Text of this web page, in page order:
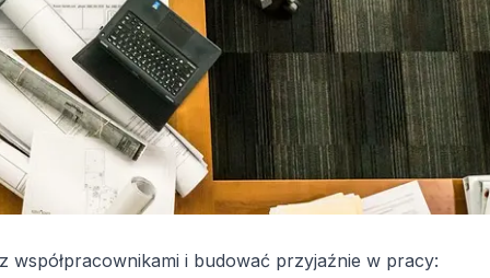
i budować przyjaźnie w pracy: